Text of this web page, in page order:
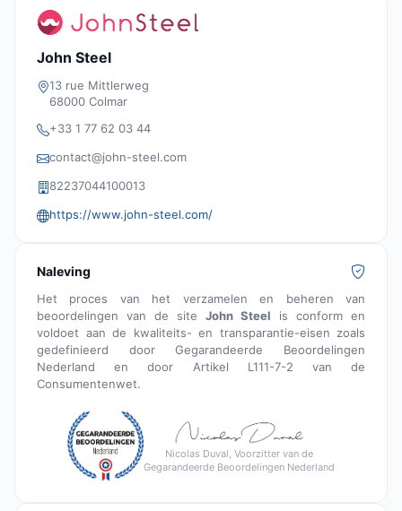
John Steel
13 rue Mittlerweg
68000 Colmar
+33 1 77 62 03 44
contact@john-steel.com
82237044100013
https://www.john-steel.com/
Naleving
Het proces van het verzamelen en beheren van
beoordelingen van de site John Steel is conform en
voldoet aan de kwaliteits- en transparantie-eisen zoals
gedefinieerd door Gegarandeerde Beoordelingen
Nederland en door Artikel L111-7-2 van de
Consumentenwet.
Nicolas Duval, Voorzitter van de
Gegarandeerde Beoordelingen Nederland